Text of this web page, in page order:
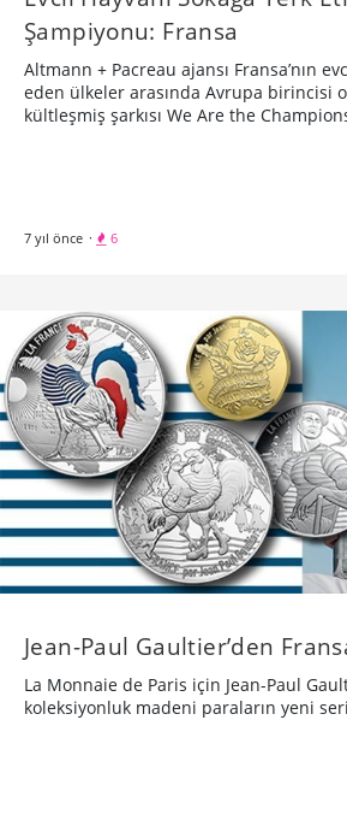
Şampiyonu: Fransa
Altmann + Pacreau ajansı Fransa’nın
eden ülkeler arasında Avrupa birincisi
kültleşmiş şarkısı We Are the
7 yıl önce · 6
Jean-Paul Gaultier’den
La Monnaie de Paris için Jean-Paul
koleksiyonluk madeni paraların yeni